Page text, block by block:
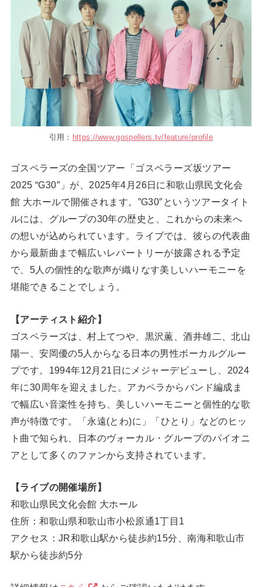
引用： https://www.gospellers.tv/feature/profile
ゴスペラーズの全国ツアー「ゴスペラーズ坂ツアー
2025 “G30″」が、2025年4月26日に和歌山県民文化会
館 大ホールで開催されます。”G30″というツアータイト
ルには、グループの30年の歴史と、これからの未来へ
の想いが込められています。ライブでは、彼らの代表曲
から最新曲まで幅広いレパートリーが披露される予定
で、5人の個性的な歌声が織りなす美しいハーモニーを
堪能できることでしょう。
【アーティスト紹介】
ゴスペラーズは、村上てつや、黒沢薫、酒井雄二、北山
陽一、安岡優の5人からなる日本の男性ボーカルグルー
プです。1994年12月21日にメジャーデビューし、2024
年に30周年を迎えました。アカペラからバンド編成ま
で幅広い音楽性を持ち、美しいハーモニーと個性的な歌
声が特徴です。「永遠(とわ)に」「ひとり」などのヒッ
ト曲で知られ、日本のヴォーカル・グループのパイオニ
アとして多くのファンから支持されています。
【ライブの開催場所】
和歌山県民文化会館 大ホール
住所：和歌山県和歌山市小松原通1丁目1
アクセス：JR和歌山駅から徒歩約15分、南海和歌山市
駅から徒歩約5分